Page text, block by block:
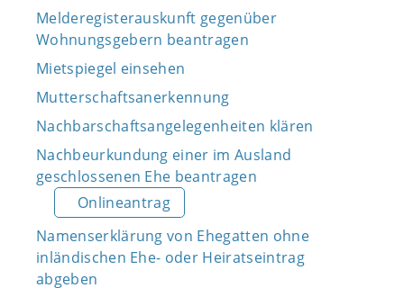
Melderegisterauskunft gegenüber
Wohnungsgebern beantragen
Mietspiegel einsehen
Mutterschaftsanerkennung
Nachbarschaftsangelegenheiten klären
Nachbeurkundung einer im Ausland
geschlossenen Ehe beantragen
Onlineantrag
Namenserklärung von Ehegatten ohne
inländischen Ehe- oder Heiratseintrag
abgeben